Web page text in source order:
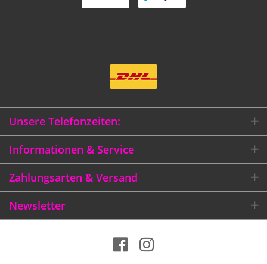
Unsere Telefonzeiten:
Informationen & Service
Zahlungsarten & Versand
Newsletter